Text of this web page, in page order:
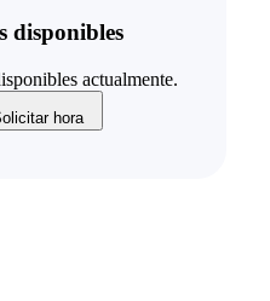
disponibles
actualmente.
hora